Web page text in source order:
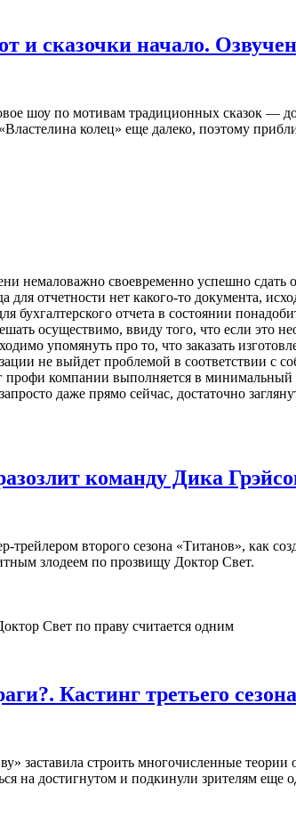
и сказочки начало.
шоу по мотивам традиционных сказок —
колец» еще далеко, поэтому
немаловажно своевременно успешно
для отчетности нет какого-то документа,
отчета в состоянии
осуществимо, ввиду того, что если
упомянуть про то, что заказать
не выйдет проблемой в соответствии
профи компании выполняется в
даже прямо сейчас, достаточно
команду Дика
второго сезона «Титанов», как
злодеем по прозвищу Доктор Свет.
Свет по праву считается одним
Кастинг третьего
заставила строить многочисленные
на достигнутом и подкинули зрителям еще